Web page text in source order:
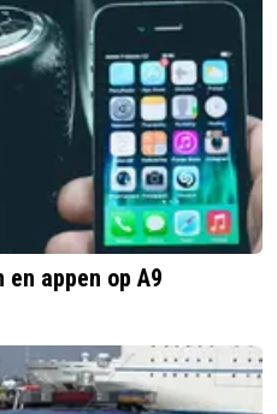
appen op A9